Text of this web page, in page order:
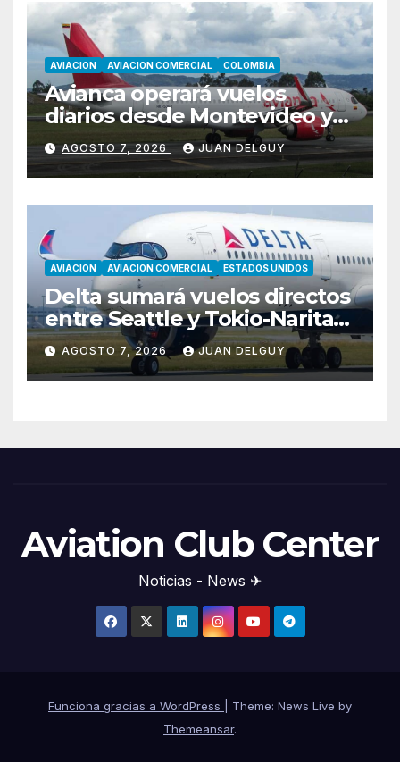
AVIACION AVIACION COMERCIAL COLOMBIA
Avianca operará vuelos
diarios desde Montevideo y
Asunción hacia Bogotá
AGOSTO 7, 2026 JUAN DELGUY
AVIACION AVIACION COMERCIAL ESTADOS UNIDOS
Delta sumará vuelos directos
entre Seattle y Tokio-Narita
desde marzo de 2027
AGOSTO 7, 2026 JUAN DELGUY
Aviation Club Center
Noticias - News ✈
Funciona gracias a WordPress
Theme: News Live by
Themeansar.